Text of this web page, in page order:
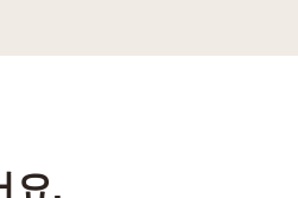
요.